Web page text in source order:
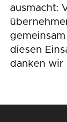
ausmacht:
diesen
danken wir